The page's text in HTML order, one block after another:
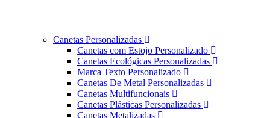
Canetas Personalizadas
Canetas com Estojo Personalizado
Canetas Ecológicas Personalizadas
Marca Texto Personalizado
Canetas De Metal Personalizadas
Canetas Multifuncionais
Canetas Plásticas Personalizadas
Canetas Metalizadas